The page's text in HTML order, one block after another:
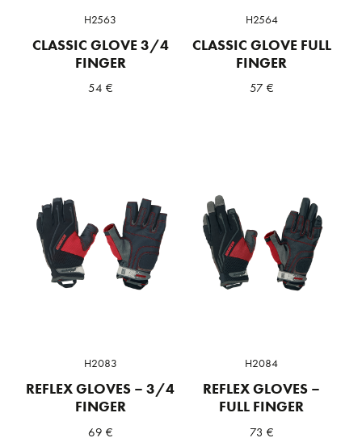
H2563
CLASSIC GLOVE 3/4
FINGER
54 €
H2564
CLASSIC GLOVE FULL
FINGER
57 €
H2083
REFLEX GLOVES – 3/4
FINGER
69 €
H2084
REFLEX GLOVES –
FULL FINGER
73 €